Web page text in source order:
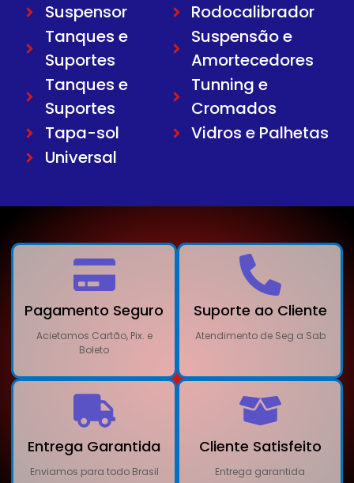
Suspensor
Tanques e
Suportes
Tanques e
Suportes
Tapa-sol
Universal
Rodocalibrador
Suspensão e
Amortecedores
Tunning e
Cromados
Vidros e Palhetas
Pagamento Seguro
Acietamos Cartão, Pix. e
Boleto
Suporte ao Cliente
Atendimento de Seg a Sab
Entrega Garantida
Enviamos para todo Brasil
Cliente Satisfeito
Entrega garantida